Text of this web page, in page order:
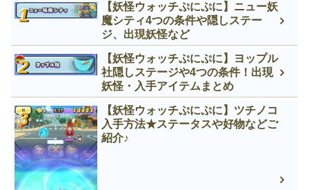
【妖怪ウォッチぷにぷに】ニュー妖
魔シティ4つの条件や隠しステー
ジ、出現妖怪など
【妖怪ウォッチぷにぷに】ヨップル
社隠しステージや4つの条件！出現
妖怪・入手アイテムまとめ
【妖怪ウォッチぷにぷに】ツチノコ
入手方法★ステータスや好物などご
紹介♪